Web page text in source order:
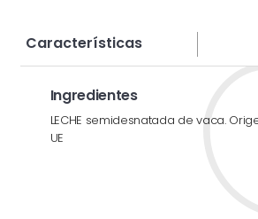
Características
Ingredientes
LECHE semidesnatada de vaca.
UE